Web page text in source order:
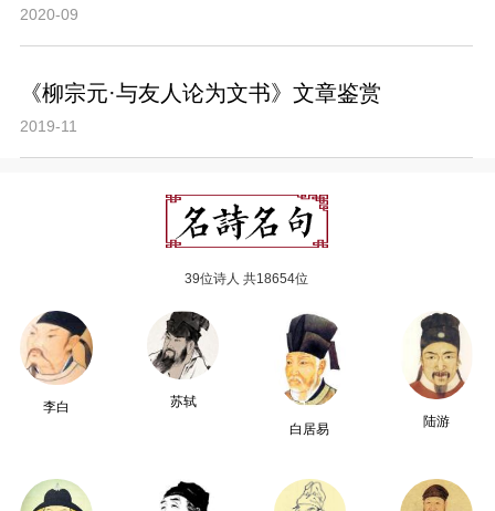
2020-09
《柳宗元·与友人论为文书》文章鉴赏
2019-11
39位诗人 共18654位
李白
苏轼
白居易
陆游